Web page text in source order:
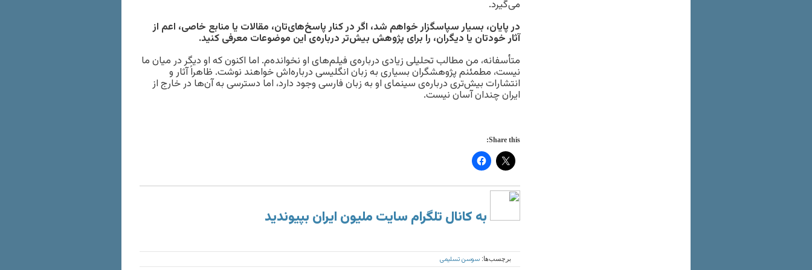
می‌گیرد.
در پایان، بسیار سپاسگزار خواهم شد، اگر در کنار پاسخ‌های‌تان، مقالات یا منابع خاصی، اعم از
آثار خودتان یا دیگران، را برای پژوهش بیش‌تر درباره‌ی این موضوعات معرفی کنید.
متأسفانه، من مطالب تحلیلی زیادی درباره‌ی فیلم‌های او نخوانده‌م. اما اکنون که او دیگر در میان ما
نیست، مطمئنم پژوهشگران بسیاری به زبان انگلیسی درباره‌اش خواهند نوشت. ظاهراً آثار و
انتشارات بیش‌تری درباره‌ی سینمای او به زبان فارسی وجود دارد، اما دسترسی به آن‌ها در خارج از
ایران چندان آسان نیست.
Share this:
به کانال تلگرام سایت ملیون ایران بپیوندید
برچسب‌ها: سوسن تسلیمی